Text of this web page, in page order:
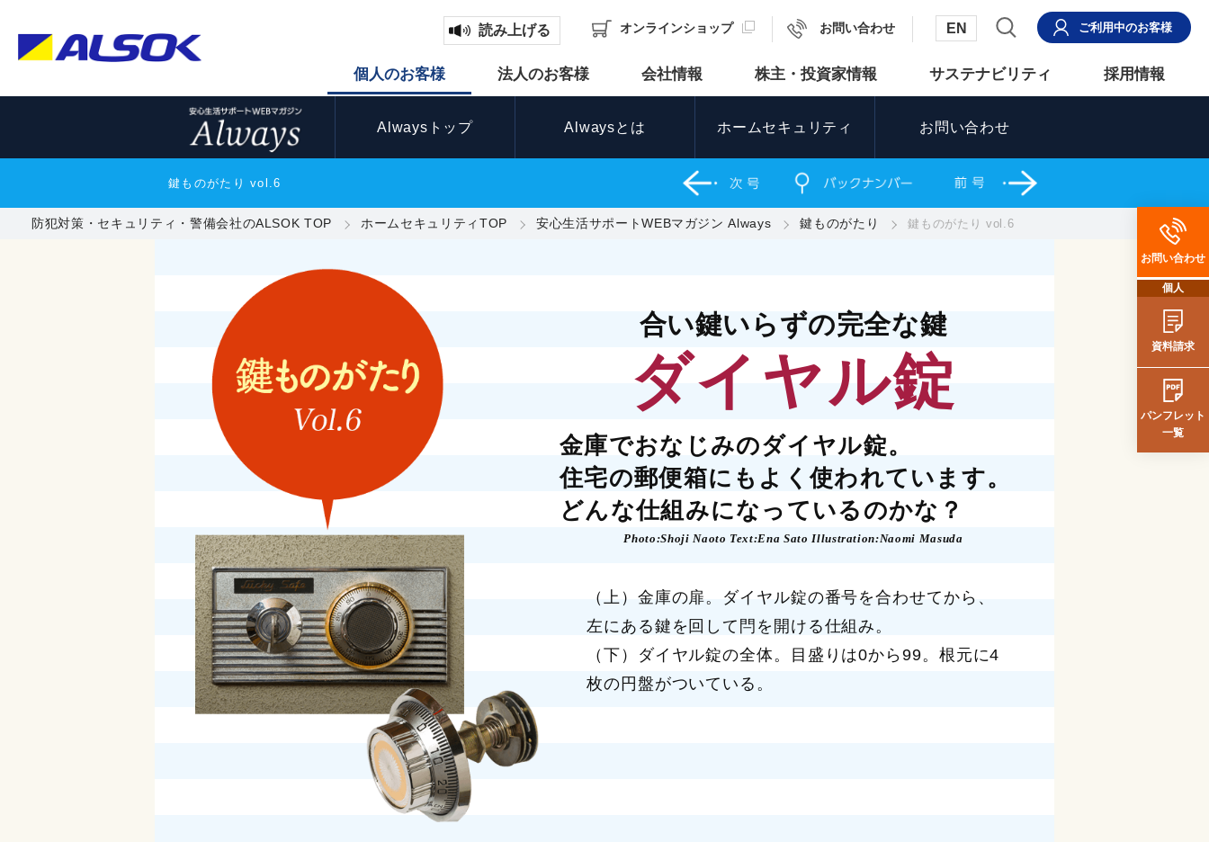
読み上げる オンラインショップ お問い合わせ EN ご利用中のお客様
個人のお客様 法人のお客様 会社情報 株主・投資家情報 サステナビリティ 採用情報
Alwaysトップ Alwaysとは ホームセキュリティ お問い合わせ
鍵ものがたり vol.6
防犯対策・セキュリティ・警備会社のALSOK TOP ホームセキュリティTOP 安心生活サポートWEBマガジン Always 鍵ものがたり 鍵ものがたり vol.6
合い鍵いらずの完全な鍵
ダイヤル錠
金庫でおなじみのダイヤル錠。
住宅の郵便箱にもよく使われています。
どんな仕組みになっているのかな？
Photo:Shoji Naoto Text:Ena Sato Illustration:Naomi Masuda
（上）金庫の扉。ダイヤル錠の番号を合わせてから、
左にある鍵を回して閂を開ける仕組み。
（下）ダイヤル錠の全体。目盛りは0から99。根元に4
枚の円盤がついている。
お問い合わせ
個人
資料請求
パンフレット
一覧